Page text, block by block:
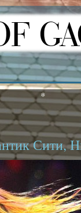
*
Сити,